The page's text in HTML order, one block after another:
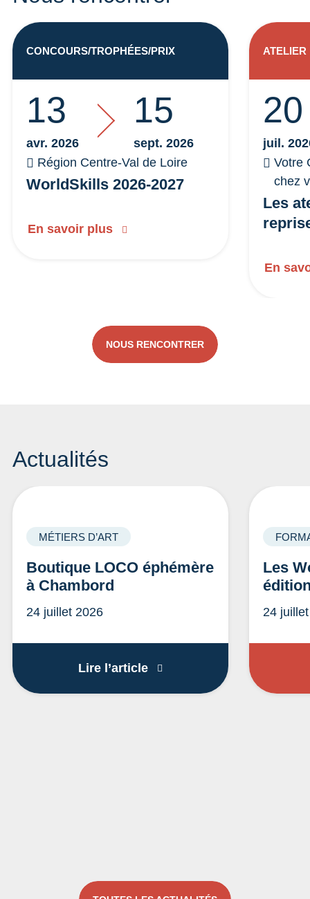
WorldSkills 2026-2027
13
avr. 2026
15
sept. 2026
Région Centre-Val de Loire
En savoir plus
CONCOURS/TROPHÉES/PRIX
Les
20
juil.
Votre
chez
En
ATELIER
NOUS RENCONTRER
Actualités
Boutique LOCO éphémère
à Chambord
MÉTIERS D’ART
24 juillet 2026
Lire l’articleBoutique LOCO éphémère
Les
24